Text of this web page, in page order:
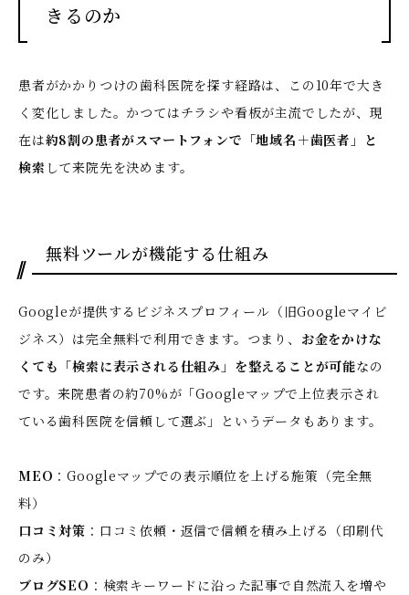
きるのか
患者がかかりつけの歯科医院を探す経路は、この10年で大き
く変化しました。かつてはチラシや看板が主流でしたが、現
在は約8割の患者がスマートフォンで「地域名＋歯医者」と
検索 して来院先を決めます。
無料ツールが機能する仕組み
Googleが提供するビジネスプロフィール（旧Googleマイビ
ジネス）は完全無料で利用できます。つまり、 お金をかけな
くても「検索に表示される仕組み」を整えることが可能なの
です。来院患者の約70%が「Googleマップで上位表示され
ている歯科医院を信頼して選ぶ」というデータもあります。
MEO ：Googleマップでの表示順位を上げる施策（完全無
料）
口コミ対策 ：口コミ依頼・返信で信頼を積み上げる（印刷代
のみ）
ブログSEO ：検索キーワードに沿った記事で自然流入を増や